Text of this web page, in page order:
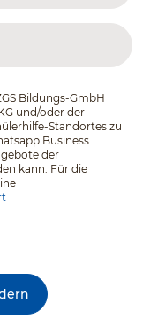
Bildungs-GmbH
und/oder der
Standortes zu
Business
der
kann. Für die